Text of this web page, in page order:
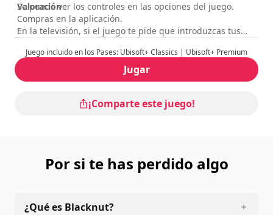
Valoración:
Se puede ver los controles en las opciones del juego.
Compras en la aplicación.
En la televisión, si el juego te pide que introduzcas tus
al menú y seleccionando «mostrar teclado».
Juego incluido en los Pases: Ubisoft+ Classics | Ubisoft+ Premium
Jugar
¡Comparte este juego!
Por si te has perdido algo
¿Qué es Blacknut?